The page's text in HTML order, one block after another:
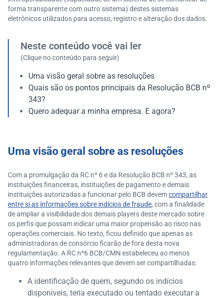
forma transparente com outro sistema) destes sistemas
eletrônicos utilizados para acesso, registro e alteração dos dados.
Neste conteúdo você vai ler
(Clique no conteúdo para seguir)
Uma visão geral sobre as resoluções
Quais são os pontos principais da Resolução BCB nº
343?
Quero adequar a minha empresa. E agora?
Uma visão geral sobre as resoluções
Com a promulgação da RC nº 6 e da Resolução BCB nº 343, as
instituições financeiras, instituições de pagamento e demais
instituições autorizadas a funcionar pelo BCB devemcompartilhar
entre si as informações sobre indícios de fraude, com a finalidade
de ampliar a visibilidade dos demais players deste mercado sobre
os perfis que possam indicar uma maior propensão ao risco nas
operações comerciais. No texto, ficou definido que apenas as
administradoras de consórcio ficarão de fora desta nova
regulamentação. A RC nº6 BCB/CMN estabeleceu ao menos
quatro informações relevantes que devem ser compartilhadas:
A identificação de quem, segundo os indícios
disponíveis, teria executado ou tentado executar a